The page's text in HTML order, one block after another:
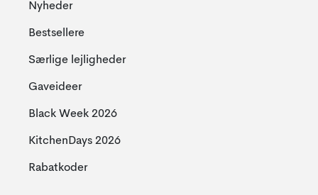
Nyheder
Bestsellere
Særlige lejligheder
Gaveideer
Black Week 2026
KitchenDays 2026
Rabatkoder